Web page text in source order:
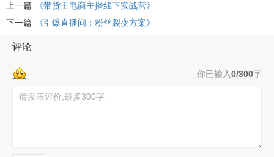
上一篇
《带货王电商主播线下实战营》
下一篇
《引爆直播间：粉丝裂变方案》
评论
你已输入0/300字